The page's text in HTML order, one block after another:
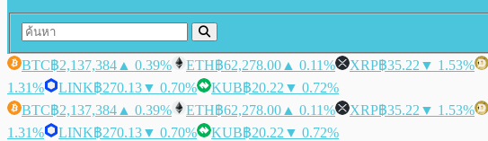
BTC฿2,137,384 ▲ 0.39% ETH฿62,278.00 ▲ 0.11% XRP฿35.22 ▼ 1.53%
1.31%
LINK฿270.13▼ 0.70% KUB฿20.22 ▼ 0.72%
BTC฿2,137,384 ▲ 0.39% ETH฿62,278.00 ▲ 0.11% XRP฿35.22 ▼ 1.53%
1.31%
LINK฿270.13▼ 0.70% KUB฿20.22 ▼ 0.72%